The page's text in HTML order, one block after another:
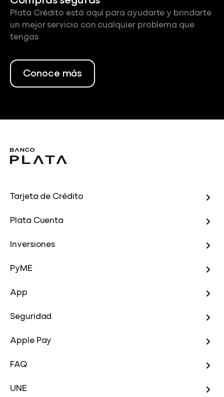
Plata Crédito está aquí para ayudarte y brindarte
un mejor servicio con cualquier problema que
tengas
Conoce más
Tarjeta de Crédito
Plata Cuenta
Inversiones
PyME
App
Seguridad
Apple Pay
FAQ
UNE